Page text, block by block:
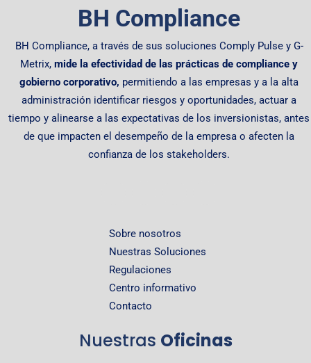
BH Compliance
BH Compliance, a través de sus soluciones Comply Pulse y G-
Metrix, mide la efectividad de las prácticas de compliance y
gobierno corporativo, permitiendo a las empresas y a la alta
administración identificar riesgos y oportunidades, actuar a
tiempo y alinearse a las expectativas de los inversionistas, antes
de que impacten el desempeño de la empresa o afecten la
confianza de los stakeholders.
Sobre nosotros
Nuestras Soluciones
Regulaciones
Centro informativo
Contacto
Nuestras Oficinas